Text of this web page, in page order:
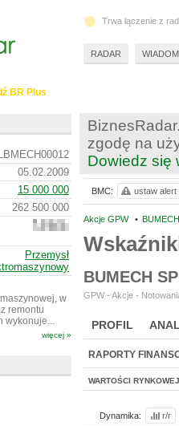
zgodę na
Dowiedz się
Akcje GPW •
BUMECH
GPW - Akcje -
PROFIL
BR LAB
RAPORTY
WARTOŚCI RYNKOWEJ
Dynamika: r/r
BMC: ustaw alert
BR Plus
05.02.2009
15 000 000
262 500 000
328
000
Przemysł
w
remontu
wykonuje...
więcej »
Trwa łączenie z
RADAR